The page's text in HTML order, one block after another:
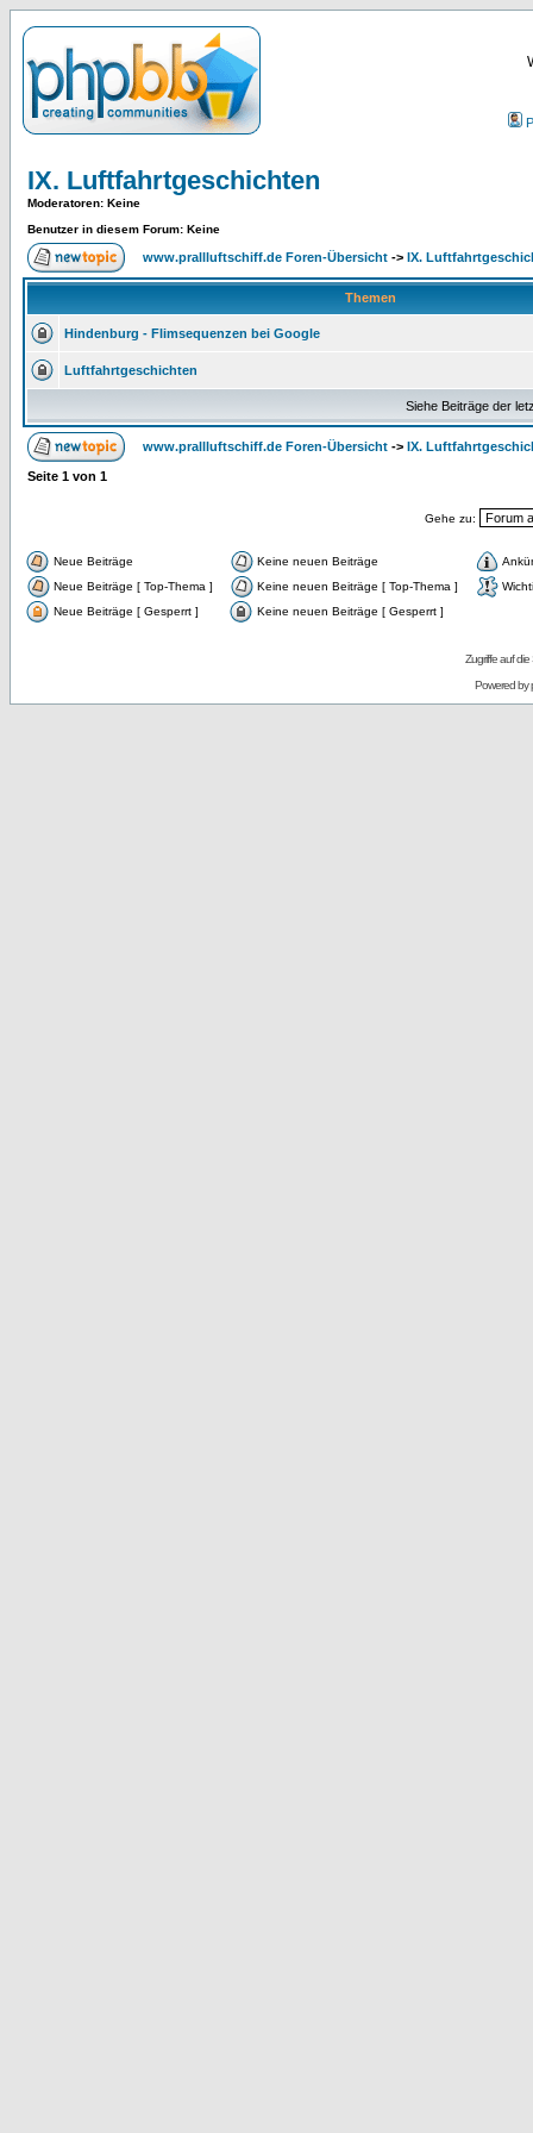
IX. Luftfahrtgeschichten
Moderatoren: Keine
Benutzer in diesem Forum: Keine
www.prallluftschiff.de Foren-Übersicht -> IX.
Themen
Hindenburg - Flimsequenzen bei Google
Luftfahrtgeschichten
Siehe Beiträge der
www.prallluftschiff.de Foren-Übersicht -> IX.
Seite 1 von 1
Gehe zu:
Neue Beiträge Keine neuen Beiträge
Neue Beiträge [ Top-Thema ]
Keine neuen Beiträge [ Top-Thema ]
Neue Beiträge [ Gesperrt ]
Keine neuen Beiträge [ Gesperrt ]
Zugriffe auf
Powered by